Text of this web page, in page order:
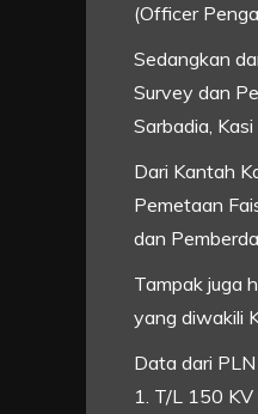
(Officer
Sedangkan
Survey dan
Sarbadia,
Dari Kantah
Pemetaan
dan
Tampak juga
yang diwakili
Data dari
1. T/L 150 KV